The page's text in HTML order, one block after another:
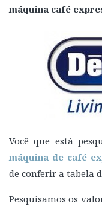
máquina café
Você que está
máquina de café
de conferir a tabela
Pesquisamos os